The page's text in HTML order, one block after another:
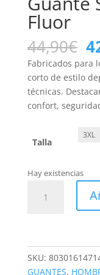
Fluor
44,90€ El
Fabricados para
corto de estilo
técnicas.
confort,
Talla
Hay existencias
Spidi
cantidad
SKU:
GUANTES,